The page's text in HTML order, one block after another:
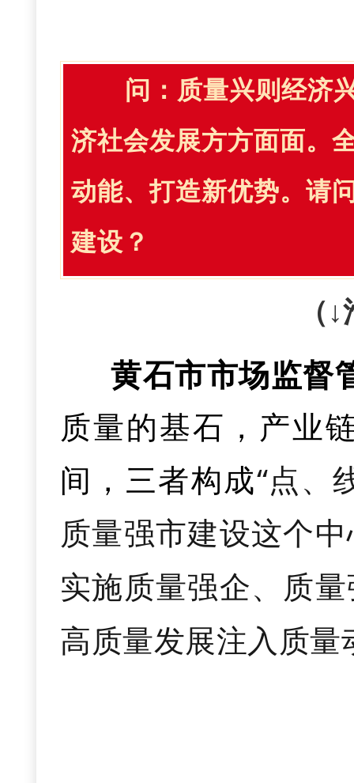
力稳定新出生人口
六是推动医疗数
助生成等“人工智
心，全面实现“基
管。强化食品、药
监管，延伸“互联
全链条，强化药械
产品质量和特种设
性、系统性安全事
六是在助企服
机制，加大专精特
诉求“101”快速解
等服务质效，打造
创业者“技能无忧”。
们还针对技能创业
开展定制化、项目
人，让大家带着真
无忧”。深化返乡创
创业担保贷款等政策
设 100个“ 家门口”就
络，让创业者办事
映、文创手作市集
三是引入新潮“
se等新兴业态，季
影会”等活动，让
二是完善优孕
划，免费提供孕
务，强化生育力保
三是降低生育成
落户我市的一孩、
00元、5000元一次
四是减轻养育负
行动，推进儿童友
问： 质量兴则经济
济社会发展方方面面。
动能、打造新优势。请
建设？
（
黄石市市场监督
质量的基石，产业
间，三者构成“点、
质量强市建设这个
实施质量强企、质
高质量发展注入质量